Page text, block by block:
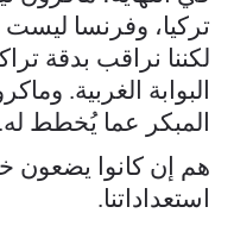
تركيا، وفرنسا ليست
لكننا نراقب بدقة
البوابة الغربية.
المبكر عما يُخطط له.
هم إن كانوا يضعون
استعداداتنا.